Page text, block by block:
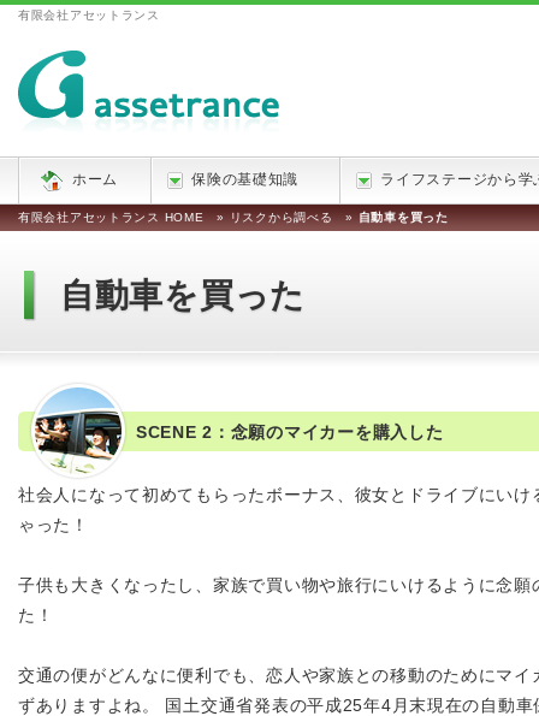
有限会社アセットランス
ホーム 保険の基礎知識 ライフステージから学
有限会社アセットランス HOME » リスクから調べる » 自動車を買った
自動車を買った
SCENE 2：念願のマイカーを購入した
社会人になって初めてもらったボーナス、彼女とドライブにい
ゃった！
子供も大きくなったし、家族で買い物や旅行にいけるように念
た！
交通の便がどんなに便利でも、恋人や家族との移動のためにマ
ずありますよね。 国土交通省発表の平成25年4月末現在の自動